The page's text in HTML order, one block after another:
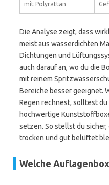
mit Polyrattan
Die Analyse zeigt, dass
meist aus wasserdichten
Dichtungen und
auch darauf an, wo du die
mit reinem
Bereiche besser geeignet.
Regen rechnest, solltest
hochwertige
setzen. So stellst du
trocken und gut belüftet
Welche